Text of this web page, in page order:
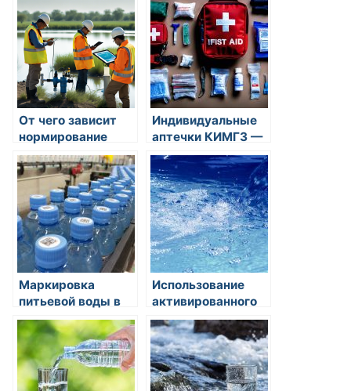
применение
учитывать при
выборе?
От чего зависит
нормирование
водного режима
Индивидуальные
аптечки КИМГЗ —
надежная помощь
в экстремальных
ситуациях
Маркировка
питьевой воды в
России
Использование
активированного
угля для очистки
воды: потенциал и
преимущества